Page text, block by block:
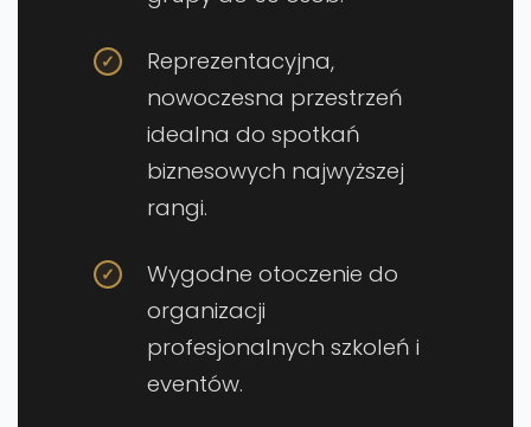
Reprezentacyjna,
nowoczesna przestrzeń
idealna do spotkań
biznesowych najwyższej
rangi.
Wygodne otoczenie do
organizacji
profesjonalnych szkoleń i
eventów.